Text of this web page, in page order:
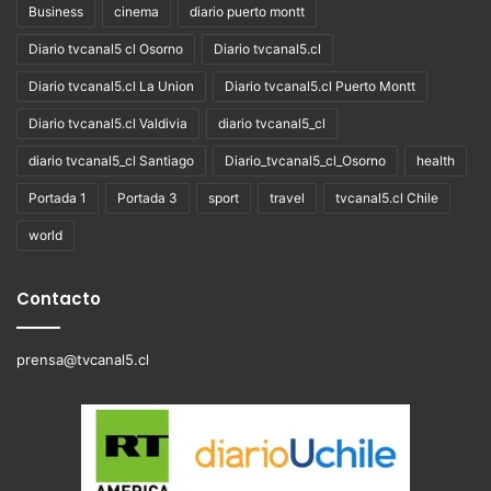
Business cinema diario puerto montt
Diario tvcanal5 cl Osorno Diario tvcanal5.cl
Diario tvcanal5.cl La Union Diario tvcanal5.cl Puerto Montt
Diario tvcanal5.cl Valdivia diario tvcanal5_cl
diario tvcanal5_cl Santiago Diario_tvcanal5_cl_Osorno health
Portada 1 Portada 3 sport travel tvcanal5.cl Chile
world
Contacto
prensa@tvcanal5.cl